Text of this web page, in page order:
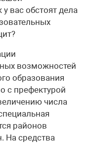
вас обстоят дела
возможностей
образования
с префектурой
числа
районов
На средства